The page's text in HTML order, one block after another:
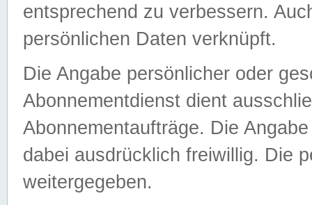
entsprechend zu verbessern.
persönlichen Daten verknüpft.
Die Angabe persönlicher oder
Abonnementdienst dient
Abonnementaufträge. Die
dabei ausdrücklich freiwillig. Die
weitergegeben.